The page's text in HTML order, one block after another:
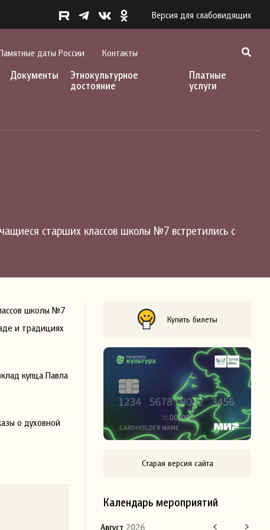
Версия для слабовидящих
даты России Контакты
Документы
Этнокультурное
достояние
Платные
услуги
старших классов школы №7 встретились с
школы №7
и традициях
купца Павла
о духовной
Купить билеты
Старая версия сайта
Календарь мероприятий
Август 2026